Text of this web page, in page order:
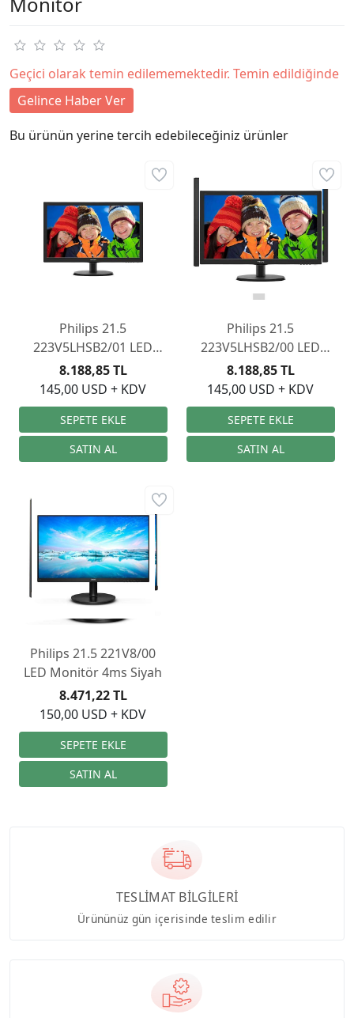
Geçici olarak temin edilememektedir. Temin edildiğinde
Gelince Haber Ver
Bu ürünün yerine tercih edebileceğiniz ürünler
Philips 21.5
223V5LHSB2/01 LED
Monitör 5ms Siyah
145,00 USD + KDV
8.188,85 TL
Philips 21.5
223V5LHSB2/00 LED
Monitör 5ms Siyah
145,00 USD + KDV
8.188,85 TL
Philips 21.5 221V8/00
LED Monitör 4ms Siyah
150,00 USD + KDV
8.471,22 TL
TESLİMAT BİLGİLERİ
Ürününüz gün içerisinde teslim edilir